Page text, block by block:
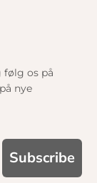
følg os på
nye
Subscribe